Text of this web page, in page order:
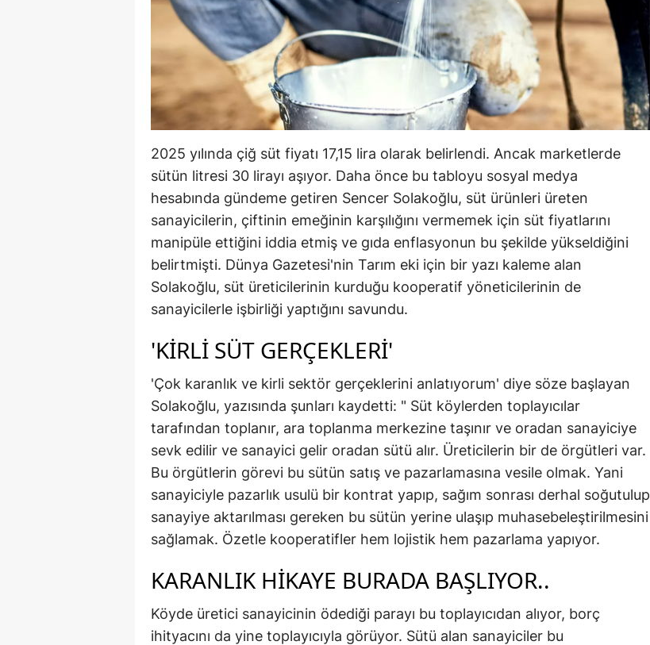
2025 yılında çiğ süt fiyatı 17,15 lira olarak belirlendi. Ancak marketlerde
sütün litresi 30 lirayı aşıyor. Daha önce bu tabloyu sosyal medya
hesabında gündeme getiren Sencer Solakoğlu, süt ürünleri üreten
sanayicilerin, çiftinin emeğinin karşılığını vermemek için süt fiyatlarını
manipüle ettiğini iddia etmiş ve gıda enflasyonun bu şekilde yükseldiğini
belirtmişti. Dünya Gazetesi'nin Tarım eki için bir yazı kaleme alan
Solakoğlu, süt üreticilerinin kurduğu kooperatif yöneticilerinin de
sanayicilerle işbirliği yaptığını savundu.
'KIRLI SÜT GERÇEKLERI'
'Çok karanlık ve kirli sektör gerçeklerini anlatıyorum' diye söze başlayan
Solakoğlu, yazısında şunları kaydetti: " Süt köylerden toplayıcılar
tarafından toplanır, ara toplanma merkezine taşınır ve oradan sanayiciye
sevk edilir ve sanayici gelir oradan sütü alır. Üreticilerin bir de örgütleri var.
Bu örgütlerin görevi bu sütün satış ve pazarlamasına vesile olmak. Yani
sanayiciyle pazarlık usulü bir kontrat yapıp, sağım sonrası derhal soğutulup
sanayiye aktarılması gereken bu sütün yerine ulaşıp muhasebeleştirilmesini
sağlamak. Özetle kooperatifler hem lojistik hem pazarlama yapıyor.
KARANLIK HIKAYE BURADA BAŞLIYOR..
Köyde üretici sanayicinin ödediği parayı bu toplayıcıdan alıyor, borç
ihityacını da yine toplayıcıyla görüyor. Sütü alan sanayiciler bu